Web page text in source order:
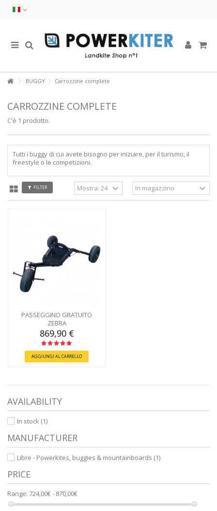
BUGGY Carrozzine complete
CARROZZINE COMPLETE
C'è 1 prodotto.
Tutti i buggy di cui avete bisogno per iniziare, per il turismo, il
freestyle o le competizioni.
FILTER
PASSEGGINO GRATUITO
ZEBRA
869,90 €
AGGIUNGI AL CARRELLO
AVAILABILITY
In stock (1)
MANUFACTURER
Libre - Powerkites, buggies & mountainboards (1)
PRICE
Range: 724,00€ - 870,00€